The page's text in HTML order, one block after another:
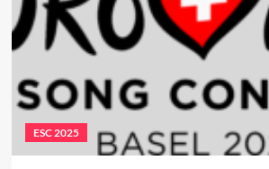
ESC 2025